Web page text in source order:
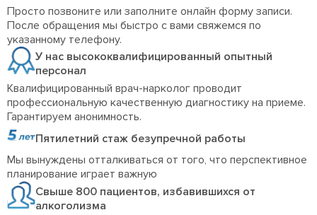
Просто позвоните или заполните онлайн форму записи.
После обращения мы быстро с вами свяжемся по
указанному телефону.
У нас высококвалифицированный опытный
персонал
Квалифицированный врач-нарколог проводит
профессиональную качественную диагностику на приеме.
Гарантируем анонимность.
Пятилетний стаж безупречной работы
Мы вынуждены отталкиваться от того, что перспективное
планирование играет важную
Свыше 800 пациентов, избавившихся от
алкоголизма